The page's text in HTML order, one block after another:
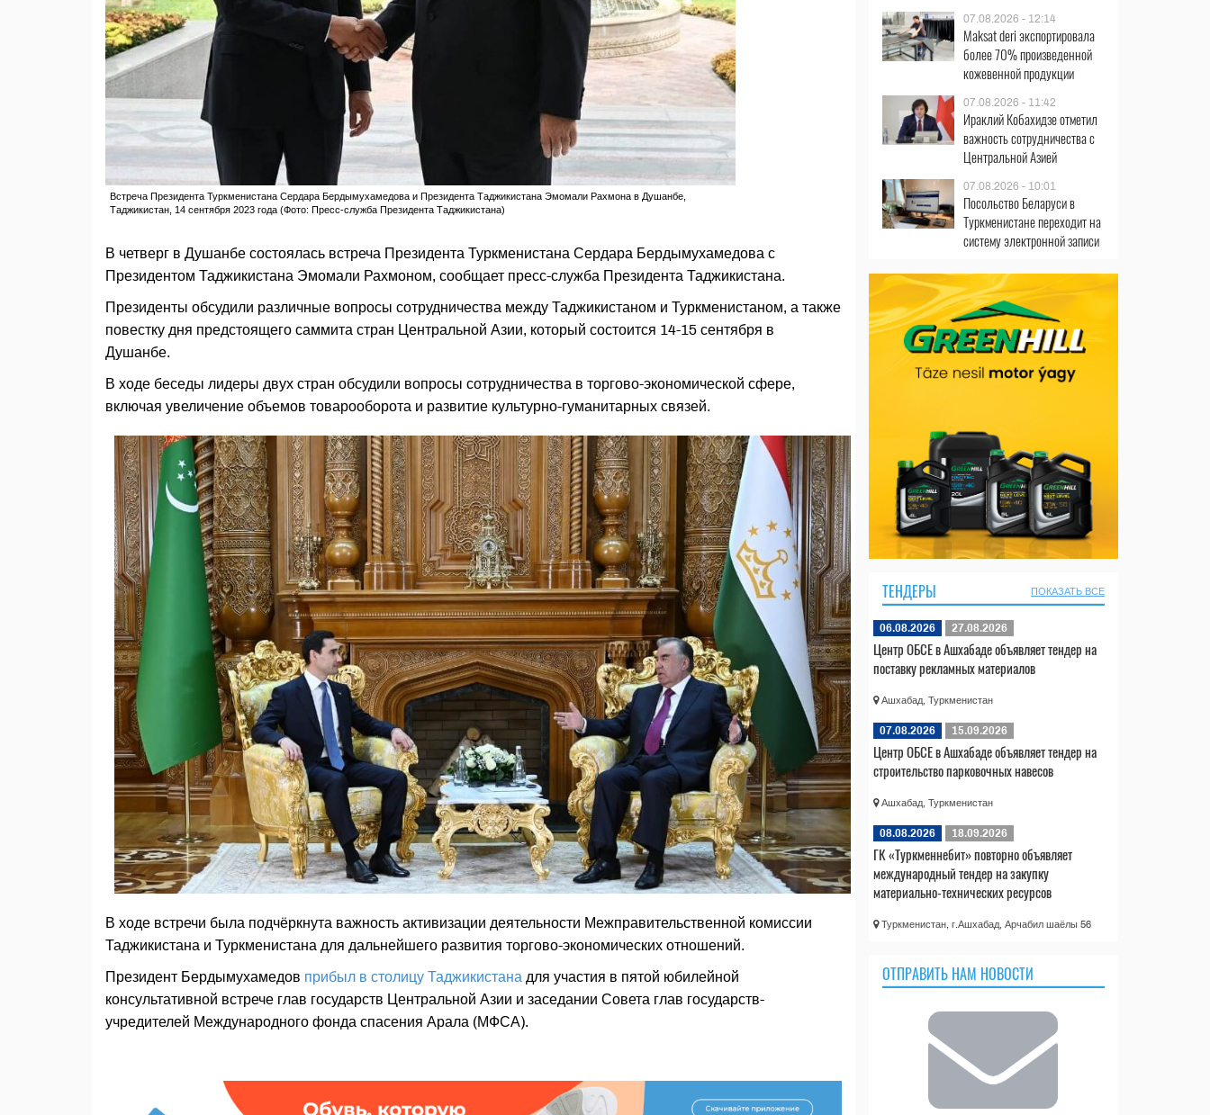
Встреча Президента Туркменистана Сердара Бердымухамедова и Президента Таджикистана Эмомали Рахмона в Душанбе,
Таджикистан, 14 сентября 2023 года (Фото: Пресс-служба Президента Таджикистана)
В четверг в Душанбе состоялась встреча Президента Туркменистана Сердара Бердымухамедова с
Президентом Таджикистана Эмомали Рахмоном, сообщает пресс-служба Президента Таджикистана.
Президенты обсудили различные вопросы сотрудничества между Таджикистаном и Туркменистаном, а также
повестку дня предстоящего саммита стран Центральной Азии, который состоится 14-15 сентября в
Душанбе.
В ходе беседы лидеры двух стран обсудили вопросы сотрудничества в торгово-экономической сфере,
включая увеличение объемов товарооборота и развитие культурно-гуманитарных связей.
В ходе встречи была подчёркнута важность активизации деятельности Межправительственной комиссии
Таджикистана и Туркменистана для дальнейшего развития торгово-экономических отношений.
Президент Бердымухамедов прибыл в столицу Таджикистана для участия в пятой юбилейной
консультативной встрече глав государств Центральной Азии и заседании Совета глав государств-
учредителей Международного фонда спасения Арала (МФСА).
07.08.2026 - 12:14
Maksat deri экспортировала
более 70% произведенной
кожевенной продукции
07.08.2026 - 11:42
Ираклий Кобахидзе отметил
важность сотрудничества с
Центральной Азией
07.08.2026 - 10:01
Посольство Беларуси в
Туркменистане переходит на
систему электронной записи
ТЕНДЕРЫ ПОКАЗАТЬ ВСЕ
06.08.2026 27.08.2026
Центр ОБСЕ в Ашхабаде объявляет тендер на
поставку рекламных материалов
Ашхабад, Туркменистан
07.08.2026 15.09.2026
Центр ОБСЕ в Ашхабаде объявляет тендер на
строительство парковочных навесов
Ашхабад, Туркменистан
08.08.2026 18.09.2026
ГК «Туркменнебит» повторно объявляет
международный тендер на закупку
материально-технических ресурсов
Туркменистан, г.Ашхабад, Арчабил шаёлы 56
ОТПРАВИТЬ НАМ НОВОСТИ